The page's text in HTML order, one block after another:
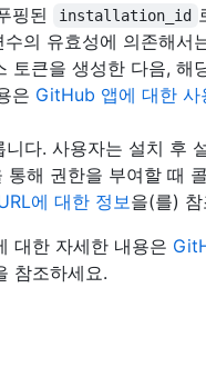
핑된
installation_id
수의 유효성에 의존해
토큰을 생성한 다음,
은 GitHub 앱에 대한 사
니다. 사용자는 설치 후
통해 권한을 부여할 때
에 대한 정보을(를)
대한 자세한 내용은
참조하세요.